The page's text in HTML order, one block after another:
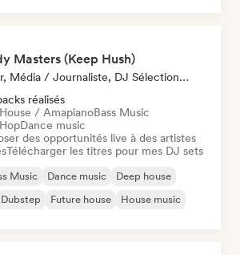
Masters (Keep Hush)
Booker, Média / Journaliste, DJ Sélectionné·e
réalisés
/ AmapianoBass Music
Dance music
des opportunités live à des artistes
Télécharger les titres pour mes DJ sets
Music Dance music
Deep house
Dubstep Future house House music